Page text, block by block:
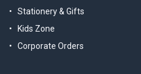
Stationery & Gifts
Kids Zone
Corporate Orders